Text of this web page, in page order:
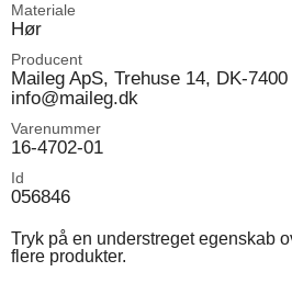
Materiale
Hør
Producent
Maileg ApS, Trehuse 14, DK-
info@maileg.dk
Varenummer
16-4702-01
Id
056846
Tryk på en understreget egenskab
flere produkter.